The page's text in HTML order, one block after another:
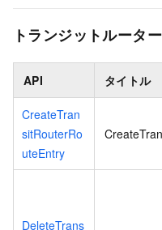
トランジットルータ
API タイトル
CreateTran
sitRouterRo
uteEntry
DeleteTrans